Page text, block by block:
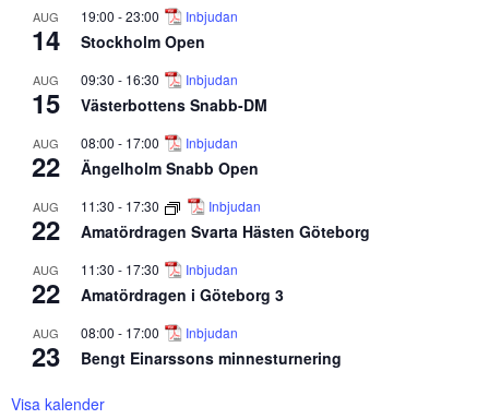
AUG
14
19:00 -23:00 Inbjudan
Stockholm Open
AUG
15
09:30 - 16:30 Inbjudan
Västerbottens Snabb-DM
AUG
22
08:00 - 17:00 Inbjudan
Ängelholm Snabb Open
AUG
22
11:30 - 17:30 Inbjudan
Amatördragen Svarta Hästen Göteborg
AUG
22
11:30 - 17:30 Inbjudan
Amatördragen i Göteborg 3
AUG
23
08:00 - 17:00 Inbjudan
Bengt Einarssons minnesturnering
Visa kalender